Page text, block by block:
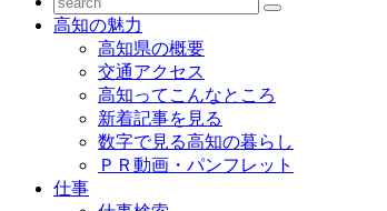
高知の魅力
高知県の概要
交通アクセス
高知ってこんなところ
新着記事を見る
数字で見る高知の暮らし
ＰＲ動画・パンフレット
仕事